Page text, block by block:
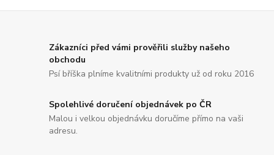
Zákazníci před vámi prověřili služby našeho
obchodu
Psí bříška plníme kvalitními produkty už od roku 2016
Spolehlivé doručení objednávek po ČR
Malou i velkou objednávku doručíme přímo na vaši
adresu.